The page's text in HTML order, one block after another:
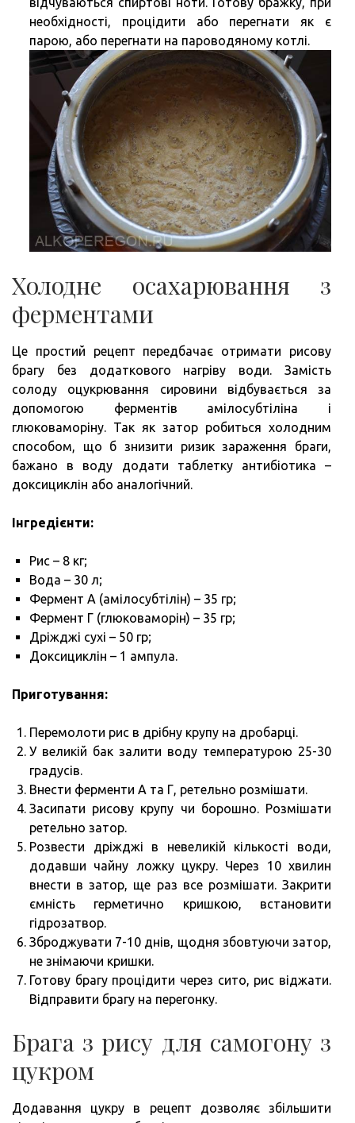
необхідності, процідити або перегнати як є
парою, або перегнати на пароводяному котлі.
Холодне осахарювання з
ферментами
Це простий рецепт передбачає отримати рисову
брагу без додаткового нагріву води. Замість
солоду оцукрювання сировини відбувається за
допомогою ферментів амілосубтіліна і
глюковаморіну. Так як затор робиться холодним
способом, що б знизити ризик зараження браги,
бажано в воду додати таблетку антибіотика –
доксициклін або аналогічний.
Інгредієнти:
Рис – 8 кг;
Вода – 30 л;
Фермент А (амілосубтілін) – 35 гр;
Фермент Г (глюковаморін) – 35 гр;
Дріжджі сухі – 50 гр;
Доксициклін – 1 ампула.
Приготування:
Перемолоти рис в дрібну крупу на дробарці.
У великій бак залити воду температурою 25-30
градусів.
Внести ферменти А та Г, ретельно розмішати.
Засипати рисову крупу чи борошно. Розмішати
ретельно затор.
Розвести дріжджі в невеликій кількості води,
додавши чайну ложку цукру. Через 10 хвилин
внести в затор, ще раз все розмішати. Закрити
ємність герметично кришкою, встановити
гідрозатвор.
Зброджувати 7-10 днів, щодня збовтуючи затор,
не знімаючи кришки.
Готову брагу процідити через сито, рис віджати.
Відправити брагу на перегонку.
Брага з рису для самогону з
цукром
Додавання цукру в рецепт дозволяє збільшити